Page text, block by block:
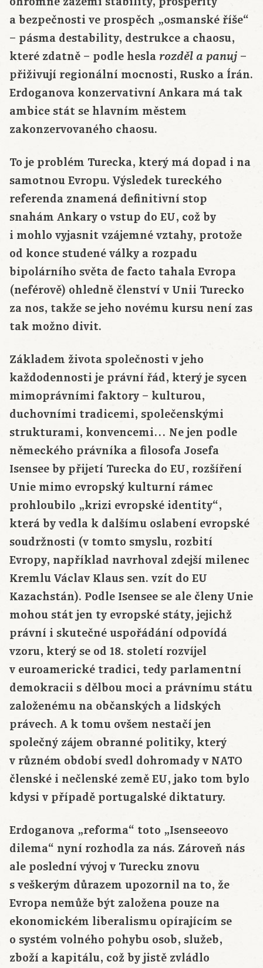
a bezpečnosti ve prospěch „osmanské říše“
– pásma destability, destrukce a chaosu,
které zdatně – podle hesla rozděl a panuj –
přiživují regionální mocnosti, Rusko a Írán.
Erdoganova konzervativní Ankara má tak
ambice stát se hlavním městem
zakonzervovaného chaosu.
To je problém Turecka, který má dopad i na
samotnou Evropu. Výsledek tureckého
referenda znamená definitivní stop
snahám Ankary o vstup do EU, což by
i mohlo vyjasnit vzájemné vztahy, protože
od konce studené války a rozpadu
bipolárního světa de facto tahala Evropa
(neférově) ohledně členství v Unii Turecko
za nos, takže se jeho novému kursu není zas
tak možno divit.
Základem života společnosti v jeho
každodennosti je právní řád, který je sycen
mimoprávními faktory – kulturou,
duchovními tradicemi, společenskými
strukturami, konvencemi… Ne jen podle
německého právníka a filosofa Josefa
Isensee by přijetí Turecka do EU, rozšíření
Unie mimo evropský kulturní rámec
prohloubilo „krizi evropské identity“,
která by vedla k dalšímu oslabení evropské
soudržnosti (v tomto smyslu, rozbití
Evropy, například navrhoval zdejší milenec
Kremlu Václav Klaus sen. vzít do EU
Kazachstán). Podle Isensee se ale členy Unie
mohou stát jen ty evropské státy, jejichž
právní i skutečné uspořádání odpovídá
vzoru, který se od 18. století rozvíjel
v euroamerické tradici, tedy parlamentní
demokracii s dělbou moci a právnímu státu
založenému na občanských a lidských
právech. A k tomu ovšem nestačí jen
společný zájem obranné politiky, který
v různém období svedl dohromady v NATO
členské i nečlenské země EU, jako tom bylo
kdysi v případě portugalské diktatury.
Erdoganova „reforma“ toto „Isenseeovo
dilema“ nyní rozhodla za nás. Zároveň nás
ale poslední vývoj v Turecku znovu
s veškerým důrazem upozornil na to, že
Evropa nemůže být založena pouze na
ekonomickém liberalismu opírajícím se
o systém volného pohybu osob, služeb,
zboží a kapitálu, což by jistě zvládlo